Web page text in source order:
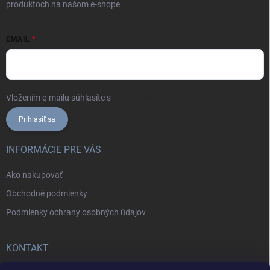
produktoch na našom e-shope.
EMAIL
Vložením e-mailu súhlasíte s
Prihlásiť sa
INFORMÁCIE PRE VÁS
Ako nakupovať
Obchodné podmienky
Podmienky ochrany osobných údajov
KONTAKT